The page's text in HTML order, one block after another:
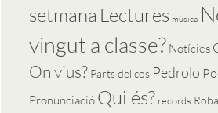
setmana Lectures música
vingut a classe? Notícies
On vius? Parts del cos Pedrolo
Pronunciació Qui és? records